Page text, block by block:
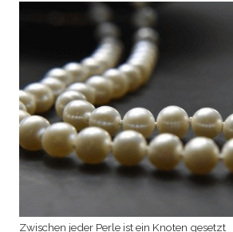
Zwischen jeder Perle ist ein Knoten gesetzt